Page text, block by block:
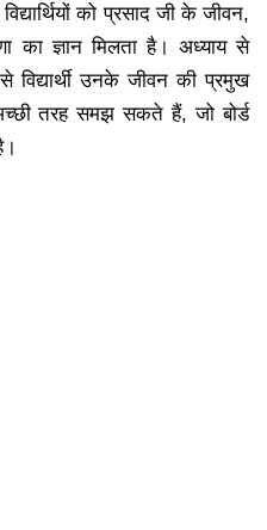
को प्रसाद जी के जीवन,
का ज्ञान मिलता है। अध्याय से
उनके जीवन की प्रमुख
तरह समझ सकते हैं, जो बोर्ड